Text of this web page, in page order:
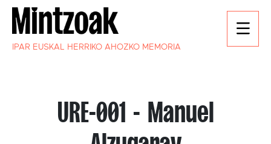
IPAR EUSKAL HERRIKO AHOZKO MEMORIA
URE-001 - Manuel